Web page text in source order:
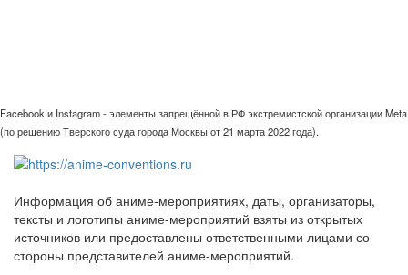
Facebook и Instagram - элементы запрещённой в РФ экстремистской организации Meta
(по решению Тверского суда города Москвы от 21 марта 2022 года).
Информация об аниме-мероприятиях, даты, организаторы,
тексты и логотипы аниме-мероприятий взяты из открытых
источников или предоставлены ответственными лицами со
стороны представителей аниме-мероприятий.